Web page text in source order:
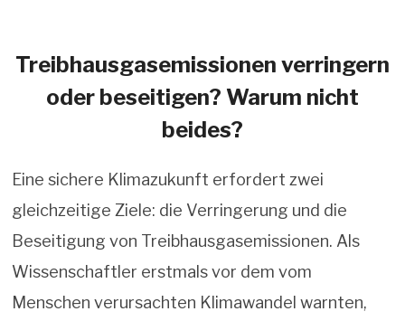
Treibhausgasemissionen verringern
oder beseitigen? Warum nicht
beides?
Eine sichere Klimazukunft erfordert zwei
gleichzeitige Ziele: die Verringerung und die
Beseitigung von Treibhausgasemissionen. Als
Wissenschaftler erstmals vor dem vom
Menschen verursachten Klimawandel warnten,